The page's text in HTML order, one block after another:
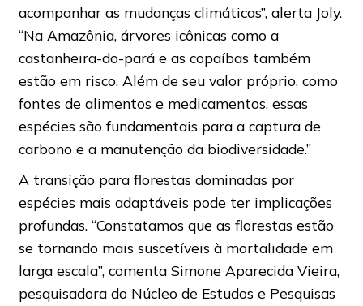
acompanhar as mudanças climáticas”, alerta Joly.
“Na Amazônia, árvores icônicas como a
castanheira-do-pará e as copaíbas também
estão em risco. Além de seu valor próprio, como
fontes de alimentos e medicamentos, essas
espécies são fundamentais para a captura de
carbono e a manutenção da biodiversidade.”
A transição para florestas dominadas por
espécies mais adaptáveis pode ter implicações
profundas. “Constatamos que as florestas estão
se tornando mais suscetíveis à mortalidade em
larga escala”, comenta Simone Aparecida Vieira,
pesquisadora do Núcleo de Estudos e Pesquisas